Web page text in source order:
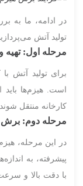
در ادامه، ما به
تولید آتش
مرحله اول: تهیه
برای تولید آتش
است. هیزم‌ها باید
کارخانه منتقل
مرحله دوم: برش
در این مرحله،
پیشرفته، به
با دقت بالا و